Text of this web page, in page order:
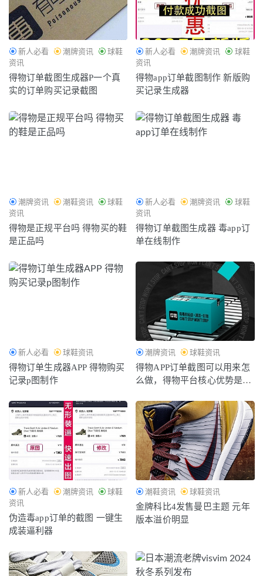
新人必看 潮牌资讯
球鞋
资讯
得物订单截图生成器P一个真
实的订单购买记录截图
新人必看 潮牌资讯
球鞋
资讯
得物app订单截图制作 新版购
买记录生成器
潮牌资讯 潮鞋资讯
球鞋
资讯
得物是正规平台吗 得物买的鞋
是正品吗
新人必看 潮牌资讯
球鞋
资讯
得物订单截图生成器 毒app订
单在线制作
新人必看 球鞋资讯
得物订单生成器APP 得物购买
记录p图制作
潮牌资讯 球鞋资讯
得物APP订单截图可以用来怎
么做，得物平台核心优势是什
新人必看 潮牌资讯
球鞋
资讯
伪造毒app订单的截图 一键生
成装逼利器
潮鞋资讯 球鞋资讯
金牌科比4发售曼巴主题 元年
版本溢价明显